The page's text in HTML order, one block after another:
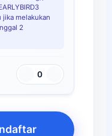
melakukan
2
0